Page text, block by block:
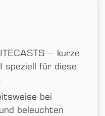
– kurze
speziell für diese
bei
beleuchten